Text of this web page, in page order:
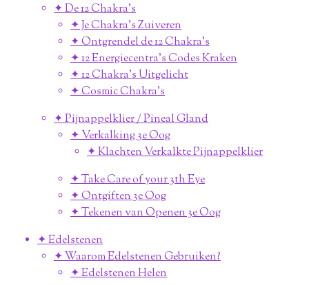
✦ De 12 Chakra's
✦ Je Chakra's Zuiveren
✦ Ontgrendel de 12 Chakra's
✦ 12 Energiecentra's Codes Kraken
✦ 12 Chakra's Uitgelicht
✦ Cosmic Chakra's
✦ Pijnappelklier / Pineal Gland
✦ Verkalking 3e Oog
✦ Klachten Verkalkte Pijnappelklier
✦ Take Care of your 3th Eye
✦ Ontgiften 3e Oog
✦ Tekenen van Openen 3e Oog
✦ Edelstenen
✦ Waarom Edelstenen Gebruiken?
✦ Edelstenen Helen